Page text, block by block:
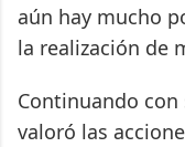
aún hay mucho
la realización de
Continuando
valoró las